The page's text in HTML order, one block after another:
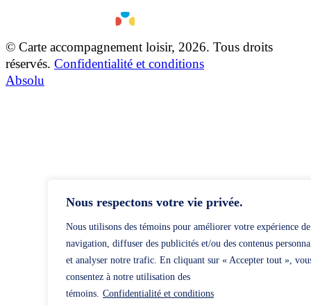
Nous respectons votre vie privée.
Nous utilisons des témoins pour améliorer votre expérience de
navigation, diffuser des publicités et/ou des contenus
et analyser notre trafic. En cliquant sur « Accepter tout »,
consentez à notre utilisation des
témoins. Confidentialité et conditions
© Carte accompagnement loisir, 2026. Tous droits
réservés. Confidentialité et conditions
Absolu